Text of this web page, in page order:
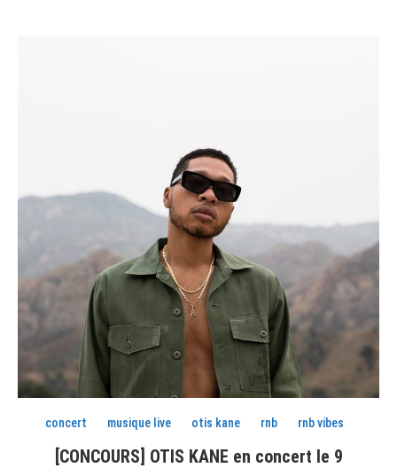
concert musique live otis kane rnb rnb vibes
[CONCOURS] OTIS KANE en concert le 9